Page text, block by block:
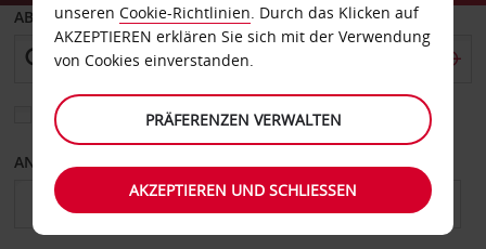
ABHOLEN VON
Eine andere Rückgabestation auswählen
ANFANGSDATUM
unseren Cookie-Richtlinien. Durch das Klicken auf
AKZEPTIEREN erklären Sie sich mit der Verwendung
von Cookies einverstanden.
PRÄFERENZEN VERWALTEN
AKZEPTIEREN UND SCHLIESSEN